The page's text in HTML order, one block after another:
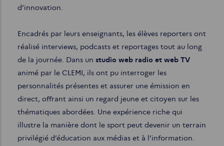
d’innovation.
Encadrés par leurs enseignants, les élèves reporters ont
réalisé interviews, podcasts et reportages tout au long
de la journée. Dans un studio web radio et web TV
animé par le CLEMI, ils ont pu interroger les
personnalités présentes et assurer une émission en
direct, offrant ainsi un regard jeune et citoyen sur les
thématiques abordées. Une expérience riche qui
illustre la manière dont le sport peut devenir un terrain
privilégié d’éducation aux médias et à l’information.